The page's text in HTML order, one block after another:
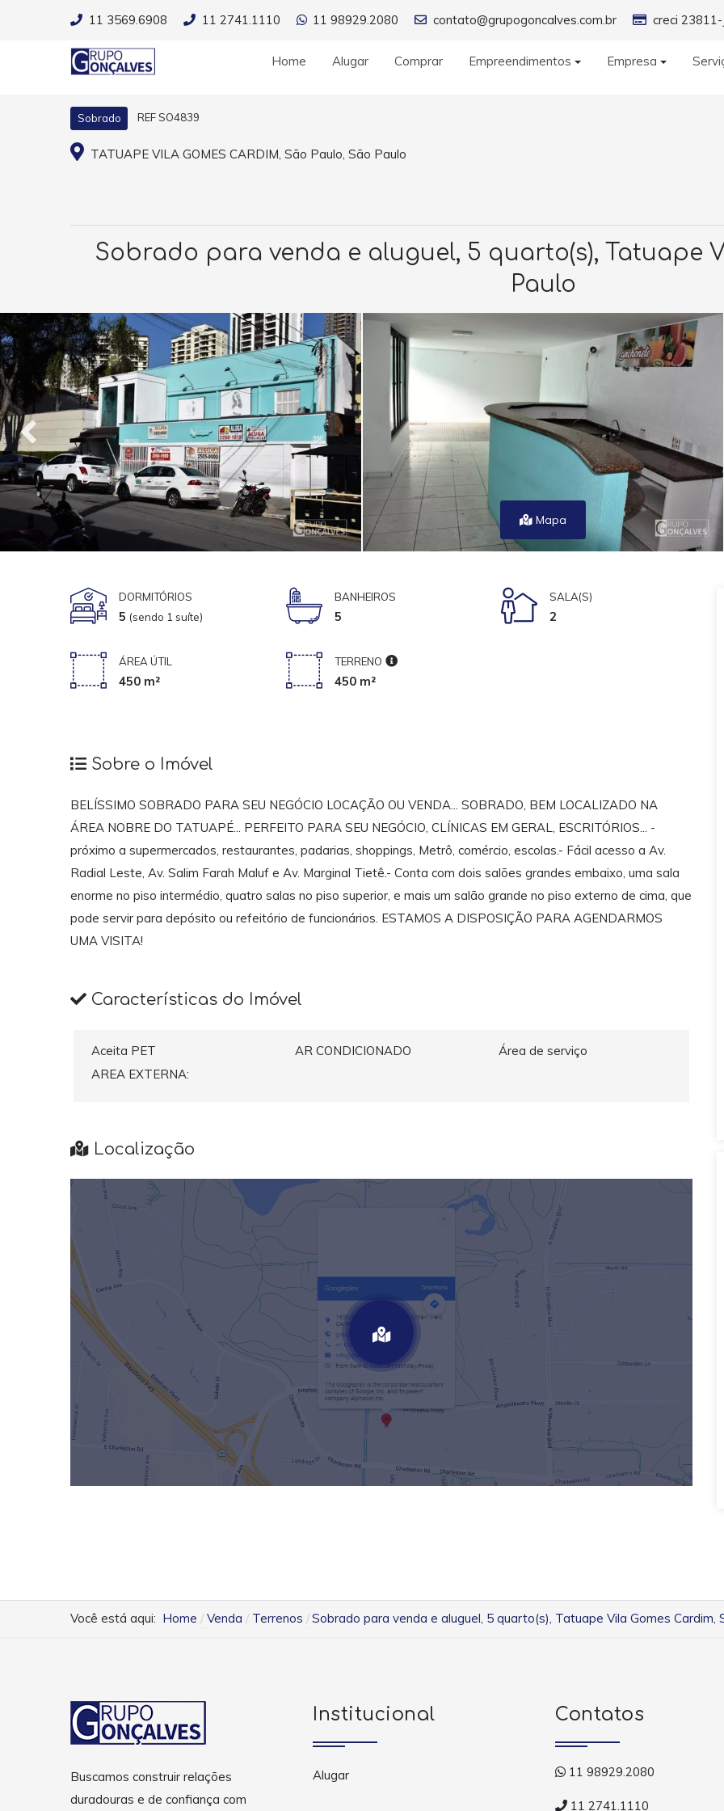
11 3569.6908 11 2741.1110 11 98929.2080 contato@grupogoncalves.com.br creci 23811-
Home Alugar Comprar Empreendimentos Empresa
Sobrado REF SO4839
TATUAPE VILA GOMES CARDIM, São Paulo, São Paulo
Sobrado para venda e aluguel, 5 quarto(s), Tatuape
Paulo
Mapa
DORMITÓRIOS
5 (sendo 1 suíte)
BANHEIROS
5
SALA(S)
2
ÁREA ÚTIL
450 m²
TERRENO
450 m²
Sobre o Imóvel
BELÍSSIMO SOBRADO PARA SEU NEGÓCIO LOCAÇÃO OU VENDA... SOBRADO, BEM LOCALIZADO NA
ÁREA NOBRE DO TATUAPÉ... PERFEITO PARA SEU NEGÓCIO, CLÍNICAS EM GERAL, ESCRITÓRIOS... -
próximo a supermercados, restaurantes, padarias, shoppings, Metrô, comércio, escolas.- Fácil acesso a Av.
Radial Leste, Av. Salim Farah Maluf e Av. Marginal Tietê.- Conta com dois salões grandes embaixo, uma sala
enorme no piso intermédio, quatro salas no piso superior, e mais um salão grande no piso externo de cima, que
pode servir para depósito ou refeitório de funcionários. ESTAMOS A DISPOSIÇÃO PARA AGENDARMOS
UMA VISITA!
Características do Imóvel
Aceita PET AR CONDICIONADO
Área de serviço
AREA EXTERNA:
Localização
Você está aqui: Home Venda Terrenos Sobrado para venda e aluguel, 5 quarto(s), Tatuape Vila Gomes Cardim,
Buscamos construir relações
duradouras e de confiança com
Institucional
Alugar
Contatos
11 98929.2080
11 2741.1110